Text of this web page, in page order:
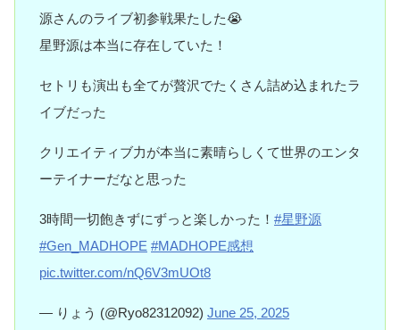
源さんのライブ初参戦果たした😭
星野源は本当に存在していた！
セトリも演出も全てが贅沢でたくさん詰め込まれたラ
イブだった
クリエイティブ力が本当に素晴らしくて世界のエンタ
ーテイナーだなと思った
3時間一切飽きずにずっと楽しかった！ #星野源
#Gen_MADHOPE #MADHOPE感想
pic.twitter.com/nQ6V3mUOt8
— りょう (@Ryo82312092) June 25, 2025